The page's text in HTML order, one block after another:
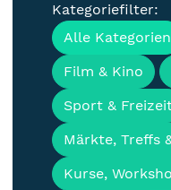
Termine,
Kategoriefilter:
Alle Kategorien
Film & Kino
Sport &
Märkte, Treffs
Kurse,